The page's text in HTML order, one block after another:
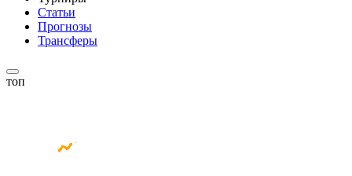
Статьи
Прогнозы
Трансферы
топ